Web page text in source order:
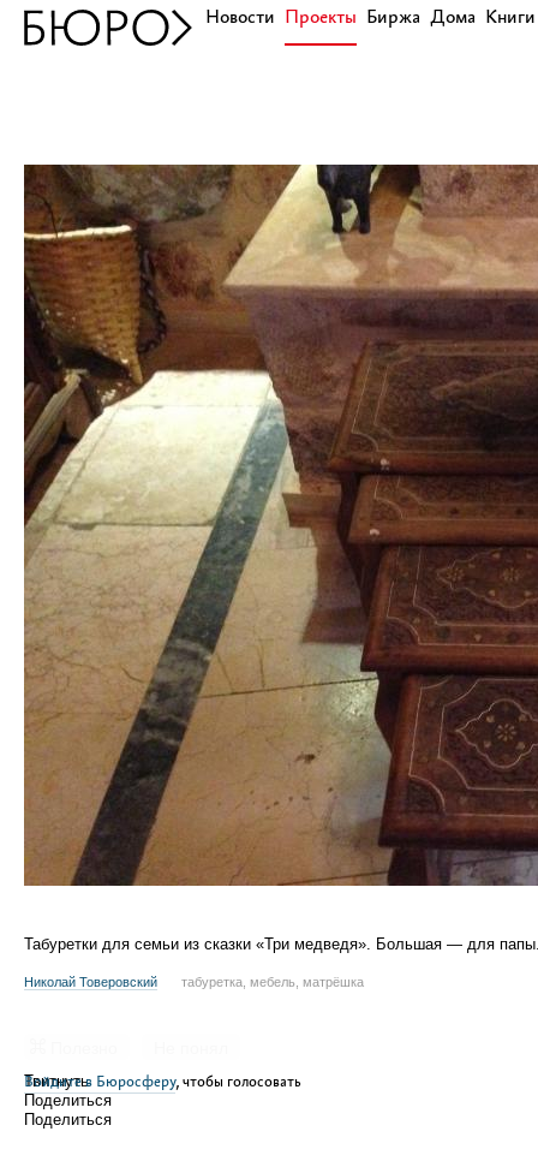
Новости Проекты Биржа Дома Книги
Табуретки для семьи из сказки «Три медведя». Большая — для
Николай Товеровский табуретка, мебель, матрёшка
Войдите в Бюросферу, чтобы голосовать
Твитнуть
Поделиться
Поделиться